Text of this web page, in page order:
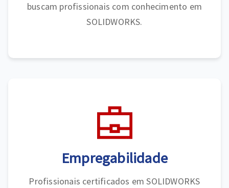
buscam profissionais com conhecimento em
SOLIDWORKS.
Empregabilidade
Profissionais certificados em SOLIDWORKS